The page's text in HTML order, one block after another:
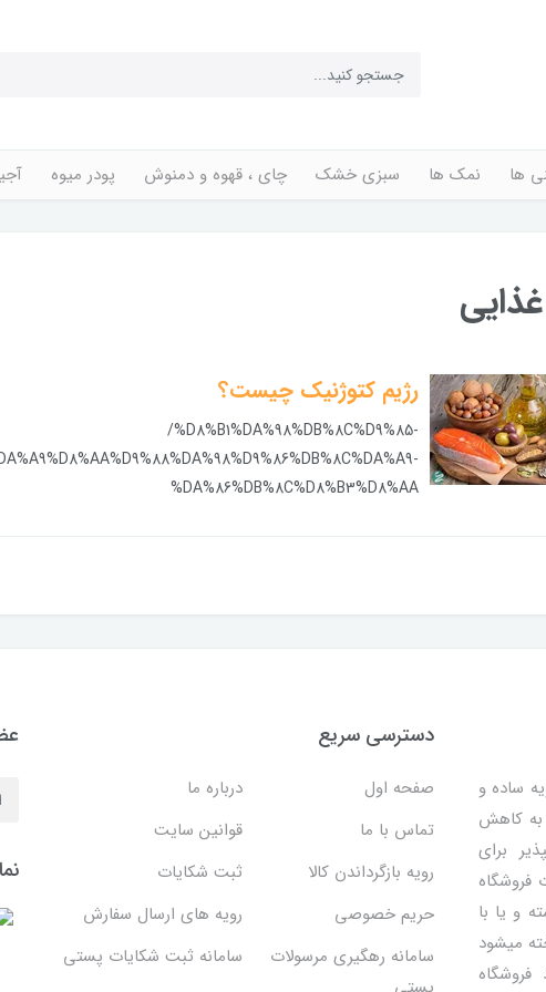
ها نمک ها سبزی خشک چای ، قهوه و دمنوش پودر میوه
رژیم کتوژنیک چیست؟
/%D8%B1%DA%98%DB%8C%D9%85-
%DA%86%DB%8C%D8%B3%D8%AA
بیش از 300 نوع ادویه ساده و
به کاهش
برای
فروشگاه
و یا با
میشود
دسترسی سریع
صفحه اول
درباره ما
تماس با ما
قوانین سایت
رویه بازگرداندن کالا
ثبت شکایات
حریم خصوصی
رویه های ارسال سفارش
سامانه رهگیری مرسولات
سامانه ثبت شکایات پستی